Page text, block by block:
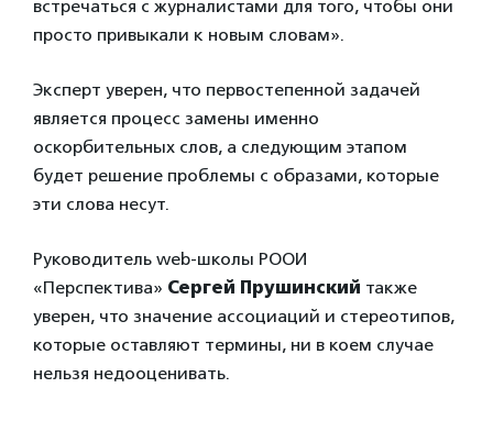
встречаться с журналистами для того, чтобы они
просто привыкали к новым словам».
Эксперт уверен, что первостепенной задачей
является процесс замены именно
оскорбительных слов, а следующим этапом
будет решение проблемы с образами, которые
эти слова несут.
Руководитель web-школы РООИ
«Перспектива» Сергей Прушинский также
уверен, что значение ассоциаций и стереотипов,
которые оставляют термины, ни в коем случае
нельзя недооценивать.